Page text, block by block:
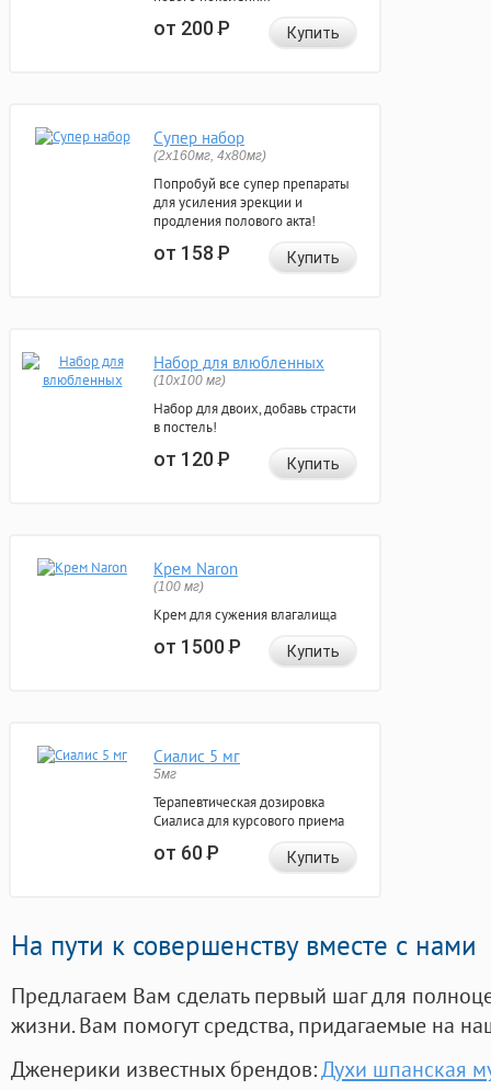
от 200Р Купить
Супер набор
(2х160мг, 4х80мг)
Попробуй все супер препараты
для усиления эрекции и
продления полового акта!
от 158Р Купить
Набор для влюбленных
(10х100 мг)
Набор для двоих, добавь страсти
в постель!
от 120Р Купить
Крем Naron
(100 мг)
Крем для сужения влагалища
от 1500Р Купить
Сиалис 5 мг
5мг
Терапевтическая дозировка
Сиалиса для курсового приема
от 60Р Купить
На пути к совершенству вместе с нами
Предлагаем Вам сделать первый шаг для
жизни. Вам помогут средства, придагаемые на
Дженерики известных брендов:Духи шпанская